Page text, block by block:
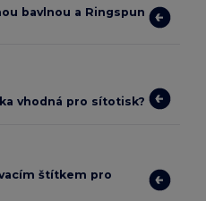
bavlnou a Ringspun
vhodná pro sítotisk?
štítkem pro